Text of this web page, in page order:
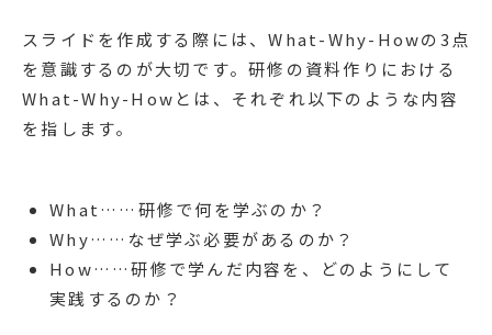
スライドを作成する際には、What-Why-Howの3点
を意識するのが大切です。研修の資料作りにおける
What-Why-Howとは、それぞれ以下のような内容
を指します。
What……研修で何を学ぶのか？
Why……なぜ学ぶ必要があるのか？
How……研修で学んだ内容を、どのようにして
実践するのか？